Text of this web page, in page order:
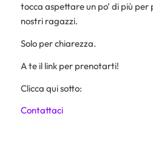
tocca aspettare un po’ di più per
nostri ragazzi.
Solo per chiarezza.
A te il link per prenotarti!
Clicca qui sotto:
Contattaci